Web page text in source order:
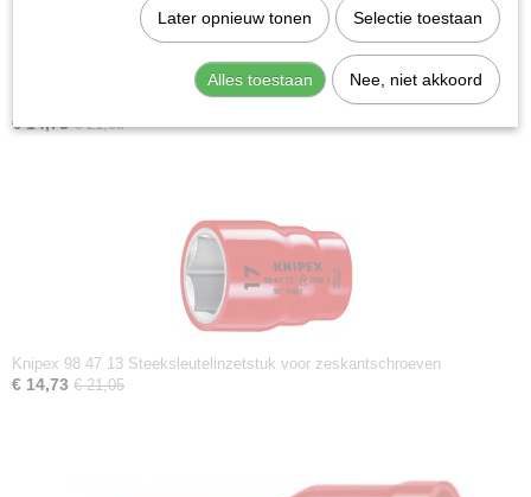
Knipex 98 47 10 Steeksleutelinzetstuk voor zeskantschroeven
€ 14,73 € 21,05
Knipex 98 47 13 Steeksleutelinzetstuk voor zeskantschroeven
€ 14,73 € 21,05
Later opnieuw tonen Selectie toestaan
Alles toestaan Nee, niet akkoord